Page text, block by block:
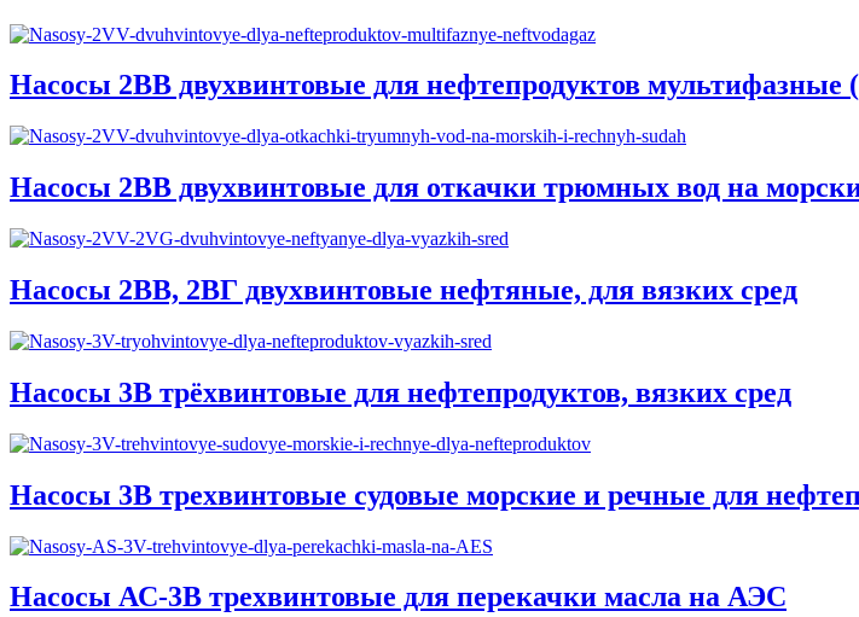
Насосы 2ВВ двухвинтовые для нефтепродуктов мультифазные
Насосы 2ВВ двухвинтовые для откачки трюмных вод на
Насосы 2ВВ, 2ВГ двухвинтовые нефтяные, для вязких сред
Насосы 3В трёхвинтовые для нефтепродуктов, вязких сред
Насосы 3В трехвинтовые судовые морские и речные для
Насосы АС-3В трехвинтовые для перекачки масла на АЭС